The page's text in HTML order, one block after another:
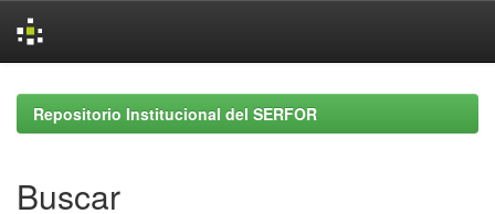
navigationRepositorio Institucional del SERFOR
Buscar